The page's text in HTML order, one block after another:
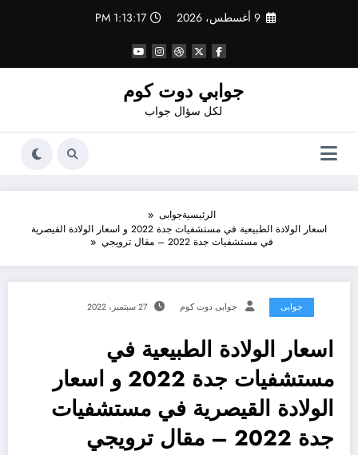
9 أغسطس، 2026 1:13:17 PM
جوابي دوت كوم
لكل سؤال جواب
الرئيسيةجوابى
اسعار الولادة الطبيعية في مستشفيات جدة 2022 و اسعار الولادة القيصرية
في مستشفيات جدة 2022 – مقال ترويجي
جوابى جوابى دوت كوم 27 سبتمبر، 2022
اسعار الولادة الطبيعية في
مستشفيات جدة 2022 و اسعار
الولادة القيصرية في مستشفيات
جدة 2022 – مقال ترويجي